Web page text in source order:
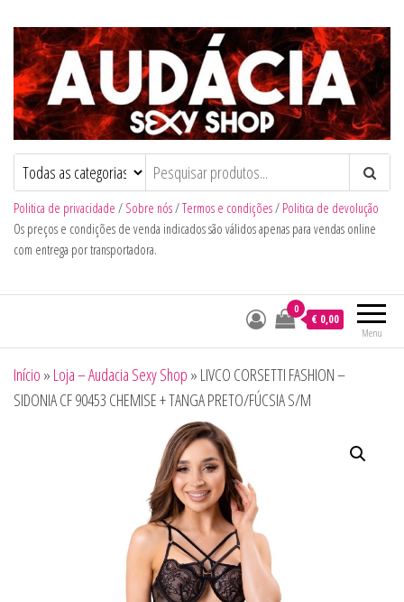
Audacia Sexy Shop
Politica de privacidade / Sobre nós/Termos e condições/ Politica de devolução
Os preços e condições de venda indicados são válidos apenas para vendas online
com entrega por transportadora.
Menu
0
€ 0,00
Início » Loja – Audacia Sexy Shop » LIVCO CORSETTI FASHION –
SIDONIA CF 90453 CHEMISE + TANGA PRETO/FÚCSIA S/M